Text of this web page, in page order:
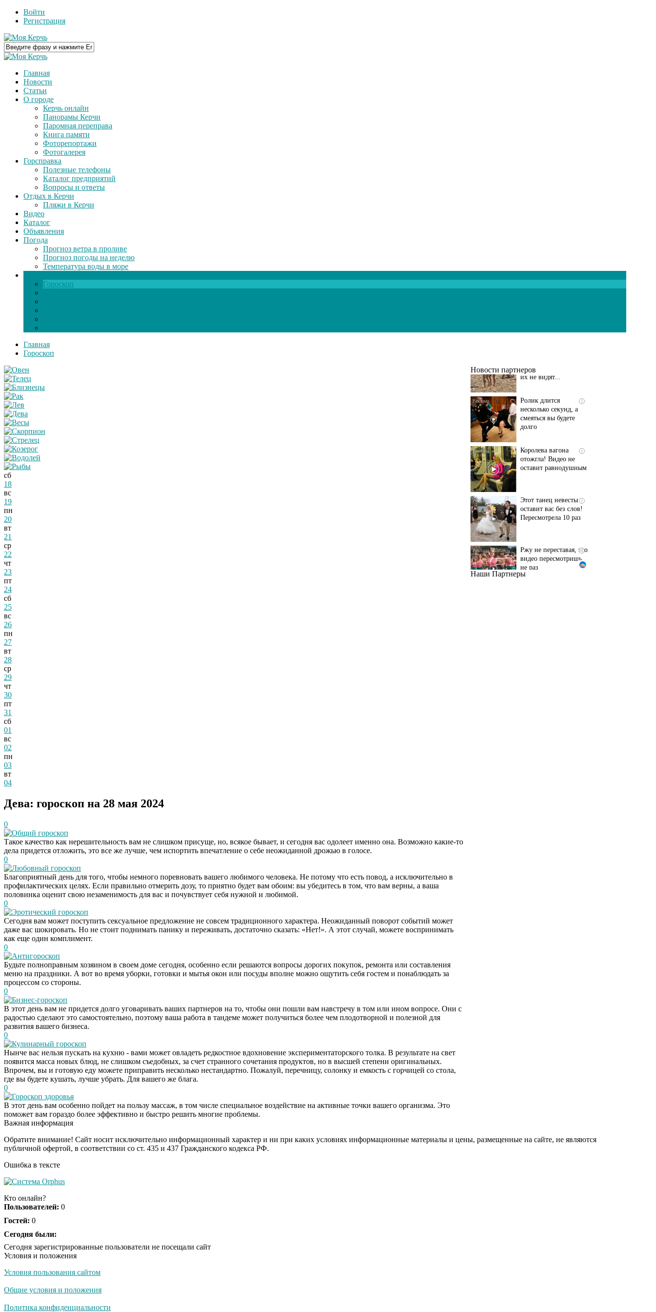
Войти
Регистрация
Главная
Новости
Статьи
О городе
Керчь онлайн
Панорамы Керчи
Паромная переправа
Книга памяти
Фоторепортажи
Фотогалерея
Горсправка
Полезные телефоны
Каталог предприятий
Вопросы и ответы
Отдых в Керчи
Пляжи в Керчи
Видео
Каталог
Объявления
Погода
Прогноз ветра в проливе
Прогноз погоды на неделю
Температура воды в море
Гороскоп
Главная
Гороскоп
сб
18
вс
19
пн
20
вт
21
ср
22
чт
23
пт
24
сб
25
вс
26
пн
27
вт
28
ср
29
чт
30
пт
31
сб
01
вс
02
пн
03
вт
04
Дева: гороскоп на 28 мая 2024
0
Общий гороскоп
Такое качество как нерешительность вам не слишком присуще, но, всякое бывает, и сегодня вас одолеет именно она. Возможно какие-то
дела придется отложить, это все же лучше, чем испортить впечатление о себе неожиданной дрожью в голосе.
0
Любовный гороскоп
Благоприятный день для того, чтобы немного поревновать вашего любимого человека. Не потому что есть повод, а исключительно в
профилактических целях. Если правильно отмерить дозу, то приятно будет вам обоим: вы убедитесь в том, что вам верны, а ваша
половинка оценит свою незаменимость для вас и почувствует себя нужной и любимой.
0
Эротический гороскоп
Сегодня вам может поступить сексуальное предложение не совсем традиционного характера. Неожиданный поворот событий может
даже вас шокировать. Но не стоит поднимать панику и переживать, достаточно сказать: «Нет!». А этот случай, можете воспринимать
как еще один комплимент.
0
Антигороскоп
Будьте полноправным хозяином в своем доме сегодня, особенно если решаются вопросы дорогих покупок, ремонта или составления
меню на праздники. А вот во время уборки, готовки и мытья окон или посуды вполне можно ощутить себя гостем и понаблюдать за
процессом со стороны.
0
Бизнес-гороскоп
В этот день вам не придется долго уговаривать ваших партнеров на то, чтобы они пошли вам навстречу в том или ином вопросе. Они с
радостью сделают это самостоятельно, поэтому ваша работа в тандеме может получиться более чем плодотворной и полезной для
развития вашего бизнеса.
0
Кулинарный гороскоп
Нынче вас нельзя пускать на кухню - вами может овладеть редкостное вдохновение экспериментаторского толка. В результате на свет
появится масса новых блюд, не слишком съедобных, за счет странного сочетания продуктов, но в высшей степени оригинальных.
Впрочем, вы и готовую еду можете приправить несколько нестандартно. Пожалуй, перечницу, солонку и емкость с горчицей со стола,
где вы будете кушать, лучше убрать. Для вашего же блага.
0
Гороскоп здоровья
В этот день вам особенно пойдет на пользу массаж, в том числе специальное воздействие на активные точки вашего организма. Это
поможет вам гораздо более эффективно и быстро решить многие проблемы.
Новости партнеров
Ролик длится
смеяться вы будете
долго
Королева вагона
оставит равнодушным
Пересмотрела 10 раз
не раз
Уровень Туры в
Наши Партнеры
Важная информация
Обратите внимание! Сайт носит исключительно информационный характер и ни при каких условиях информационные материалы и цены, размещенные на сайте, не являются
публичной офертой, в соответствии со ст. 435 и 437 Гражданского кодекса РФ.
Ошибка в тексте
Кто онлайн?
Пользователей: 0
Гостей: 0
Сегодня были:
Сегодня зарегистрированные пользователи не посещали сайт
Условия и положения
Условия пользования сайтом
Общие условия и положения
Политика конфиденциальности